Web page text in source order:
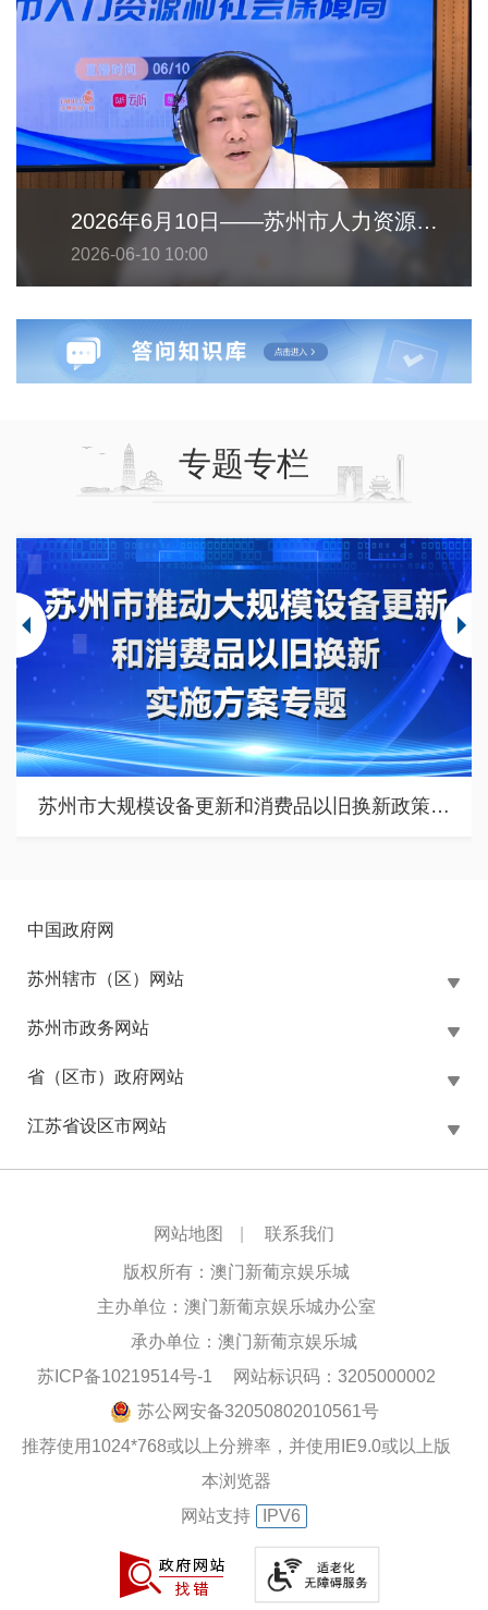
2026年6月10日——苏州市人力资源和社会保障局
2026-06-10 10:00
专题专栏
苏州市涉企行政检查公示专栏
中国政府网
苏州辖市（区）网站
苏州市政务网站
省（区市）政府网站
江苏省设区市网站
网站地图 联系我们
版权所有：澳门新葡京娱乐城
主办单位：澳门新葡京娱乐城办公室
承办单位：澳门新葡京娱乐城
苏ICP备10219514号-1
网站标识码：3205000002
苏公网安备32050802010561号
推荐使用1024*768或以上分辨率，并使用IE9.0或以上版
本浏览器
网站支持
IPV6